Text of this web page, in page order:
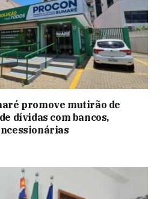
promove mutirão de
dívidas com bancos,